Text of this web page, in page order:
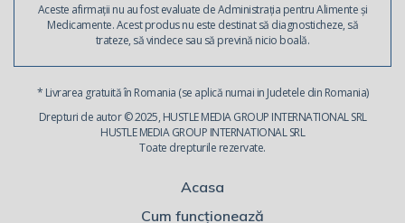
Aceste afirmații nu au fost evaluate de Administrația pentru Alimente și
Medicamente. Acest produs nu este destinat să diagnosticheze, să
trateze, să vindece sau să prevină nicio boală.
* Livrarea gratuită în Romania (se aplică numai in Judetele din Romania)
Drepturi de autor © 2025, HUSTLE MEDIA GROUP INTERNATIONAL SRL
HUSTLE MEDIA GROUP INTERNATIONAL SRL
Toate drepturile rezervate.
Acasa
Cum funcționează